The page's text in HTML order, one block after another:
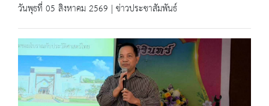
วันพุธที่ 05 สิงหาคม 2569 | ข่าวประชาสัมพันธ์